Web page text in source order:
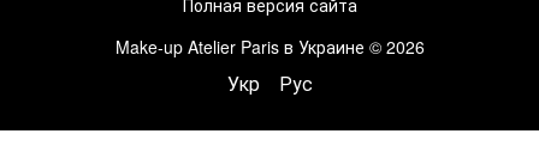
Полная версия сайта
Make-up Atelier Paris в Украине © 2026
Укр Рус